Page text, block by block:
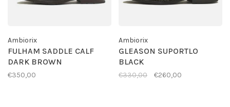
Ambiorix
FULHAM SADDLE CALF
DARK BROWN
€350,00
Ambiorix
GLEASON SUPORTLO
BLACK
€330,00 €260,00